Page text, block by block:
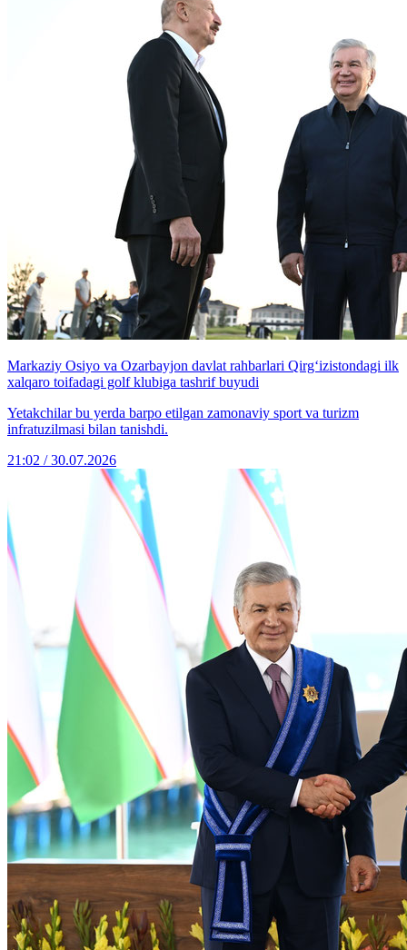
Markaziy Osiyo va Ozarbayjon davlat rahbarlari Qirg‘izistondagi ilk
xalqaro toifadagi golf klubiga tashrif buyudi
Yetakchilar bu yerda barpo etilgan zamonaviy sport va turizm
infratuzilmasi bilan tanishdi.
21:02 / 30.07.2026